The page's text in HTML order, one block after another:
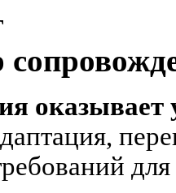
оказывает